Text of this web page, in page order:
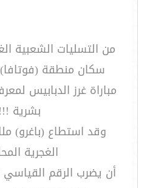
من التسليات الشعبية
سكان منطقة
مباراة غرز الدبابيس
بشرية
وقد استطاع (باغرو)
الغجرية